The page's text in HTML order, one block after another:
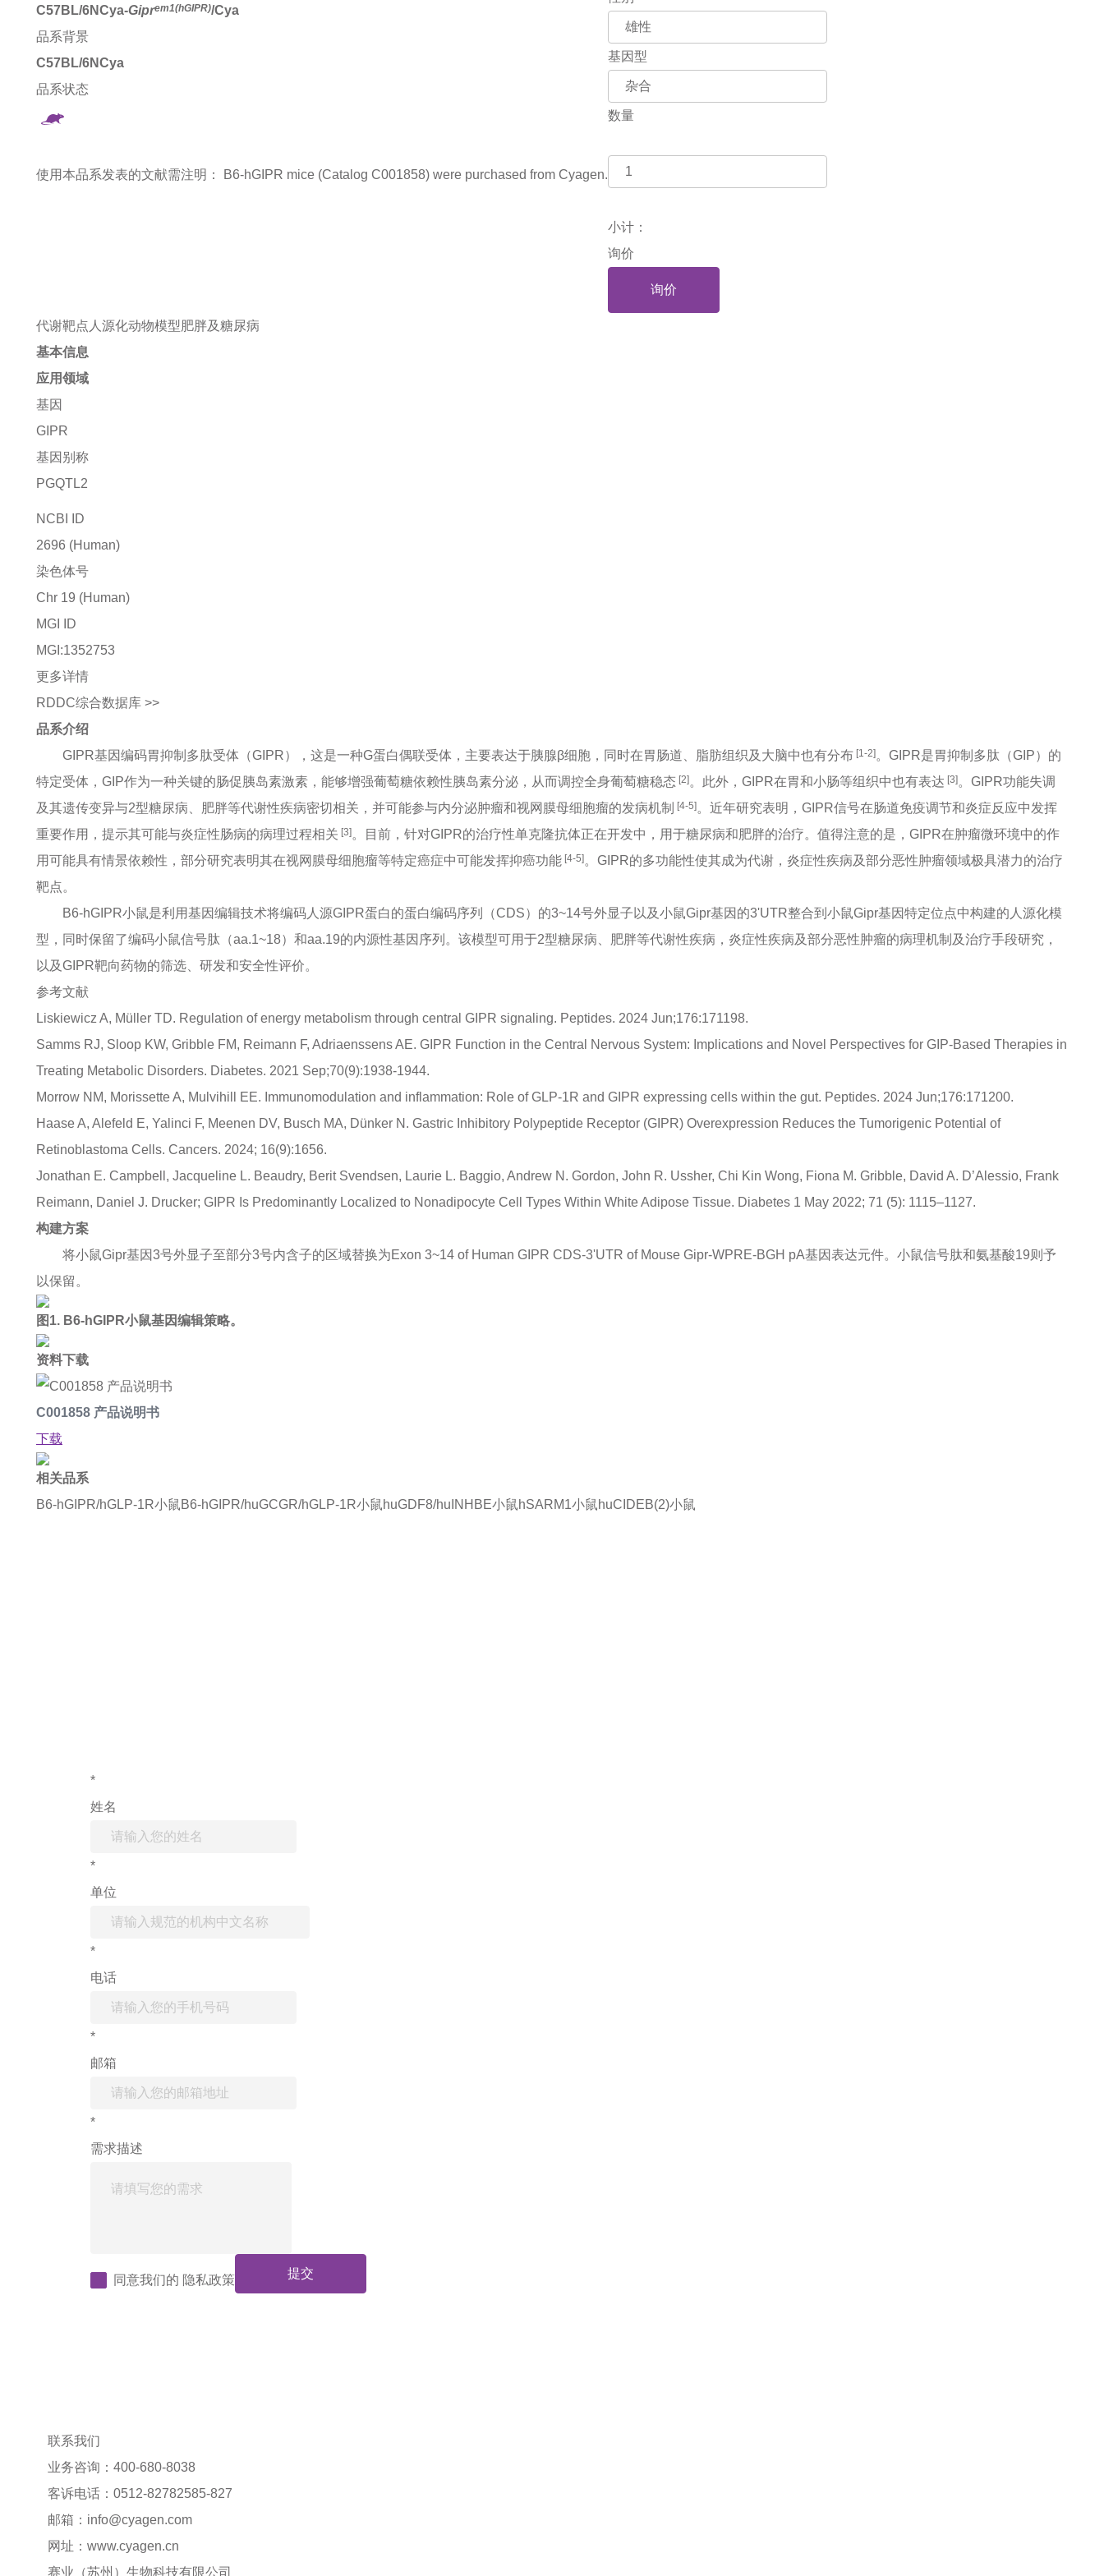
C57BL/6NCya-Giprem1(hGIPR)/Cya
品系背景
C57BL/6NCya
品系状态
使用本品系发表的文献需注明： B6-hGIPR mice (Catalog C001858) were purchased from Cyagen.
基因型
数量
小计：
询价
询价
代谢靶点人源化动物模型 肥胖及糖尿病
基本信息
应用领域
基因
GIPR
基因别称
PGQTL2
NCBI ID
2696 (Human)
染色体号
Chr 19 (Human)
MGI ID
MGI:1352753
更多详情
RDDC综合数据库 >>
品系介绍
GIPR基因编码胃抑制多肽受体（GIPR），这是一种G蛋白偶联受体，主要表达于胰腺β细胞，同时在胃肠道、脂肪组织及大脑中也有分布 [1-2]。GIPR是胃抑制多肽（GIP）的
特定受体，GIP作为一种关键的肠促胰岛素激素，能够增强葡萄糖依赖性胰岛素分泌，从而调控全身葡萄糖稳态 [2]。此外，GIPR在胃和小肠等组织中也有表达 [3]。GIPR功能失调
及其遗传变异与2型糖尿病、肥胖等代谢性疾病密切相关，并可能参与内分泌肿瘤和视网膜母细胞瘤的发病机制 [4-5]。近年研究表明，GIPR信号在肠道免疫调节和炎症反应中发挥
重要作用，提示其可能与炎症性肠病的病理过程相关 [3]。目前，针对GIPR的治疗性单克隆抗体正在开发中，用于糖尿病和肥胖的治疗。值得注意的是，GIPR在肿瘤微环境中的作
用可能具有情景依赖性，部分研究表明其在视网膜母细胞瘤等特定癌症中可能发挥抑癌功能 [4-5]。GIPR的多功能性使其成为代谢，炎症性疾病及部分恶性肿瘤领域极具潜力的治疗
靶点。
B6-hGIPR小鼠是利用基因编辑技术将编码人源GIPR蛋白的蛋白编码序列（CDS）的3~14号外显子以及小鼠Gipr基因的3'UTR整合到小鼠Gipr基因特定位点中构建的人源化模
型，同时保留了编码小鼠信号肽（aa.1~18）和aa.19的内源性基因序列。该模型可用于2型糖尿病、肥胖等代谢性疾病，炎症性疾病及部分恶性肿瘤的病理机制及治疗手段研究，
以及GIPR靶向药物的筛选、研发和安全性评价。
参考文献
Liskiewicz A, Müller TD. Regulation of energy metabolism through central GIPR signaling. Peptides. 2024 Jun;176:171198.
Samms RJ, Sloop KW, Gribble FM, Reimann F, Adriaenssens AE. GIPR Function in the Central Nervous System: Implications and Novel Perspectives for GIP-Based Therapies in
Treating Metabolic Disorders. Diabetes. 2021 Sep;70(9):1938-1944.
Morrow NM, Morissette A, Mulvihill EE. Immunomodulation and inflammation: Role of GLP-1R and GIPR expressing cells within the gut. Peptides. 2024 Jun;176:171200.
Haase A, Alefeld E, Yalinci F, Meenen DV, Busch MA, Dünker N. Gastric Inhibitory Polypeptide Receptor (GIPR) Overexpression Reduces the Tumorigenic Potential of
Retinoblastoma Cells. Cancers. 2024; 16(9):1656.
Jonathan E. Campbell, Jacqueline L. Beaudry, Berit Svendsen, Laurie L. Baggio, Andrew N. Gordon, John R. Ussher, Chi Kin Wong, Fiona M. Gribble, David A. D’Alessio, Frank
Reimann, Daniel J. Drucker; GIPR Is Predominantly Localized to Nonadipocyte Cell Types Within White Adipose Tissue. Diabetes 1 May 2022; 71 (5): 1115–1127.
构建方案
将小鼠Gipr基因3号外显子至部分3号内含子的区域替换为Exon 3~14 of Human GIPR CDS-3'UTR of Mouse Gipr-WPRE-BGH pA基因表达元件。小鼠信号肽和氨基酸19则予
以保留。
图1. B6-hGIPR小鼠基因编辑策略。
资料下载
C001858 产品说明书
下载
相关品系
B6-hGIPR/hGLP-1R小鼠B6-hGIPR/huGCGR/hGLP-1R小鼠huGDF8/huINHBE小鼠hSARM1小鼠huCIDEB(2)小鼠
*
姓名
*
单位
*
电话
*
邮箱
*
需求描述
同意我们的 隐私政策 提交
联系我们
业务咨询：400-680-8038
客诉电话：0512-82782585-827
邮箱： info@cyagen.com
网址： www.cyagen.cn
赛业（苏州）生物科技有限公司